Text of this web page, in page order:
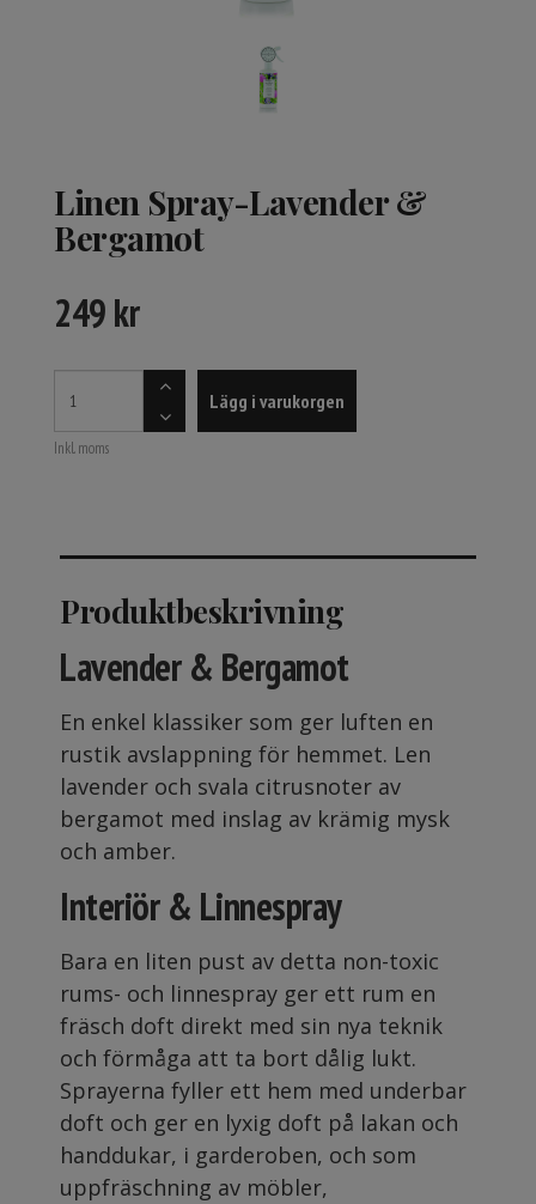
Linen Spray-Lavender &
Bergamot
249kr
Lägg i varukorgen
Inkl. moms
Produktbeskrivning
Lavender & Bergamot
En enkel klassiker som ger luften en
rustik avslappning för hemmet. Len
lavender och svala citrusnoter av
bergamot med inslag av krämig mysk
och amber.
Interiör & Linnespray
Bara en liten pust av detta non-toxic
rums- och linnespray ger ett rum en
fräsch doft direkt med sin nya teknik
och förmåga att ta bort dålig lukt.
Sprayerna fyller ett hem med underbar
doft och ger en lyxig doft på lakan och
handdukar, i garderoben, och som
uppfräschning av möbler,